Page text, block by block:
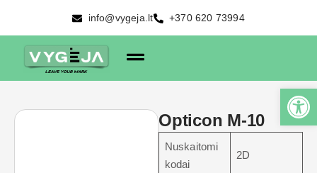
info@vygeja.lt +370 620 73994
Opticon M-10
Nuskaitomi
kodai
2D